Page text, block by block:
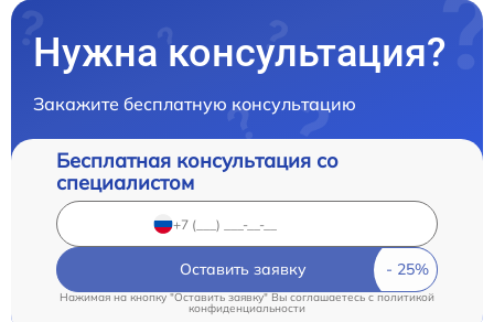
Нужна консультация?
Закажите бесплатную консультацию
Бесплатная консультация со
специалистом
Оставить заявку
Нажимая на кнопку "Оставить заявку" Вы соглашаетесь cполитикой
конфиденциальности